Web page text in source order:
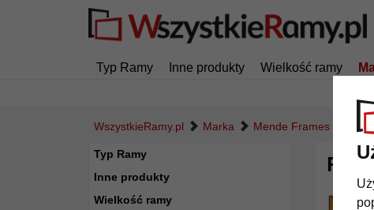
Typ Ramy Inne produkty Wielkość ramy
WszystkieRamy.pl Marka Mende Frames
Typ Ramy
Inne produkty
Wielkość ramy